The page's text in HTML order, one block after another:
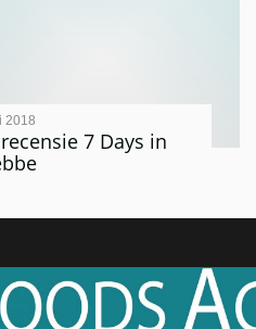
7 Days in
2018